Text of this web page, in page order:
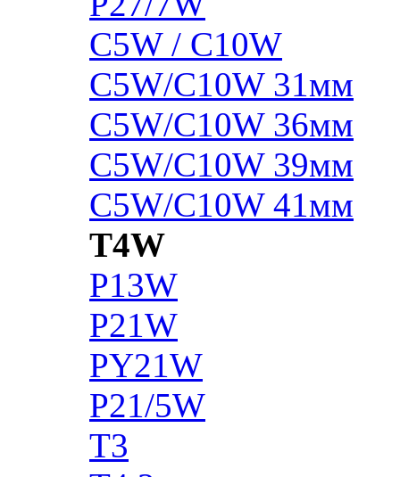
C5W / C10W
C5W/C10W 31мм
C5W/C10W 36мм
C5W/C10W 39мм
C5W/C10W 41мм
T4W
P13W
P21W
PY21W
P21/5W
T3